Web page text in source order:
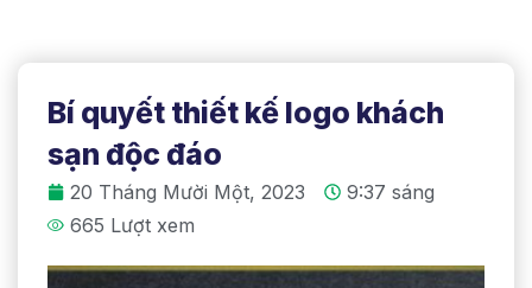
Bí quyết thiết kế logo khách
sạn độc đáo
20 Tháng Mười Một, 2023
9:37 sáng
665 Lượt xem